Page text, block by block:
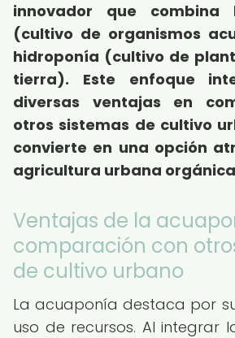
innovador que combina
(cultivo de organismos
hidroponía (cultivo de
tierra). Este enfoque
diversas ventajas en
otros sistemas de cultivo
convierte en una opción
agricultura urbana
Ventajas de la
comparación con
de cultivo urbano
La acuaponía destaca por
uso de recursos. Al integrar